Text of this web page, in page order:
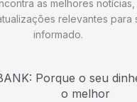
as melhores notícias,
relevantes para
informado.
Porque o seu
o melhor